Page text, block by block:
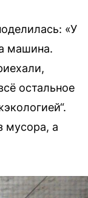
«У
машина.
остальное
мусора, а